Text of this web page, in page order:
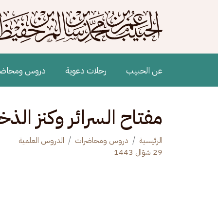
Main navigation
عن الحبيب رحلات دعوية دروس
مفتاح السرائر وكنز
الرئيسية دروس ومحاضرات
الدروس العلمية
29 شوّال 1443